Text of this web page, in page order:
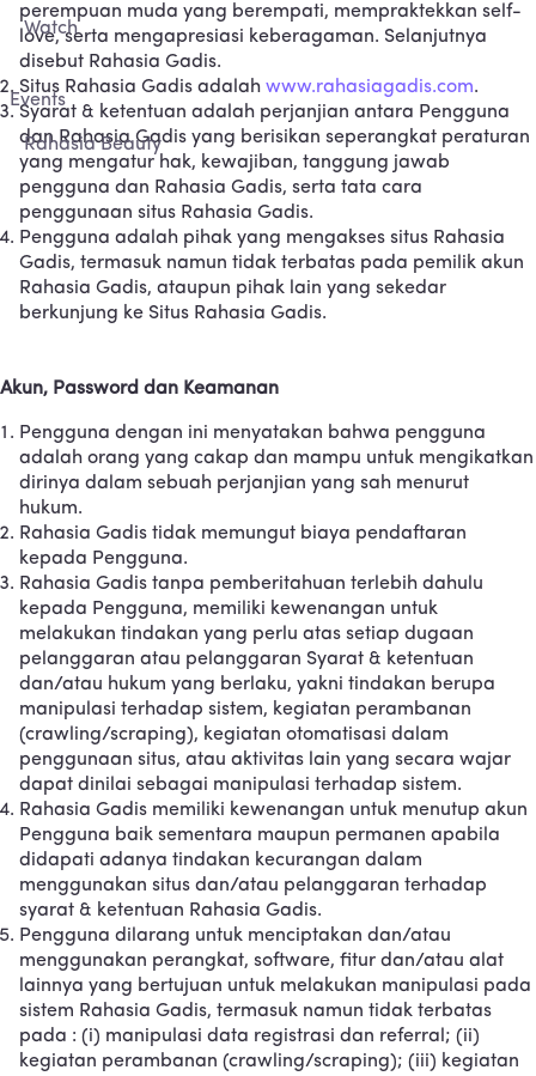
Watch
Events
Rahasia Beauty
perempuan muda yang berempati, mempraktekkan self-
love, serta mengapresiasi keberagaman. Selanjutnya
disebut Rahasia Gadis.
Situs Rahasia Gadis adalah www.rahasiagadis.com.
Syarat & ketentuan adalah perjanjian antara Pengguna
dan Rahasia Gadis yang berisikan seperangkat peraturan
yang mengatur hak, kewajiban, tanggung jawab
pengguna dan Rahasia Gadis, serta tata cara
penggunaan situs Rahasia Gadis.
Pengguna adalah pihak yang mengakses situs Rahasia
Gadis, termasuk namun tidak terbatas pada pemilik akun
Rahasia Gadis, ataupun pihak lain yang sekedar
berkunjung ke Situs Rahasia Gadis.
Akun, Password dan Keamanan
Pengguna dengan ini menyatakan bahwa pengguna
adalah orang yang cakap dan mampu untuk mengikatkan
dirinya dalam sebuah perjanjian yang sah menurut
hukum.
Rahasia Gadis tidak memungut biaya pendaftaran
kepada Pengguna.
Rahasia Gadis tanpa pemberitahuan terlebih dahulu
kepada Pengguna, memiliki kewenangan untuk
melakukan tindakan yang perlu atas setiap dugaan
pelanggaran atau pelanggaran Syarat & ketentuan
dan/atau hukum yang berlaku, yakni tindakan berupa
manipulasi terhadap sistem, kegiatan perambanan
(crawling/scraping), kegiatan otomatisasi dalam
penggunaan situs, atau aktivitas lain yang secara wajar
dapat dinilai sebagai manipulasi terhadap sistem.
Rahasia Gadis memiliki kewenangan untuk menutup akun
Pengguna baik sementara maupun permanen apabila
didapati adanya tindakan kecurangan dalam
menggunakan situs dan/atau pelanggaran terhadap
syarat & ketentuan Rahasia Gadis.
Pengguna dilarang untuk menciptakan dan/atau
menggunakan perangkat, software, fitur dan/atau alat
lainnya yang bertujuan untuk melakukan manipulasi pada
sistem Rahasia Gadis, termasuk namun tidak terbatas
pada : (i) manipulasi data registrasi dan referral; (ii)
kegiatan perambanan (crawling/scraping); (iii) kegiatan